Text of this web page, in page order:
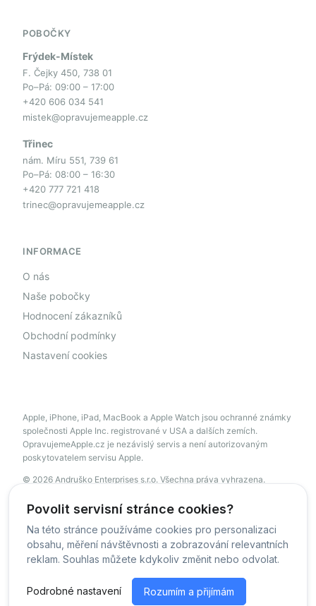
Povolit servisní stránce cookies?
Na této stránce používáme cookies pro personalizaci
obsahu, měření návštěvnosti a zobrazování relevantních
reklam. Souhlas můžete kdykoliv změnit nebo odvolat.
Podrobné nastavení Rozumím a přijímám
POBOČKY
Frýdek-Místek
F. Čejky 450, 738 01
Po–Pá: 09:00 – 17:00
+420 606 034 541
mistek@opravujemeapple.cz
Třinec
nám. Míru 551, 739 61
Po–Pá: 08:00 – 16:30
+420 777 721 418
trinec@opravujemeapple.cz
INFORMACE
O nás
Naše pobočky
Hodnocení zákazníků
Obchodní podmínky
Nastavení cookies
Apple, iPhone, iPad, MacBook a Apple Watch jsou ochranné známky
společnosti Apple Inc. registrované v USA a dalších zemích.
OpravujemeApple.cz je nezávislý servis a není autorizovaným
poskytovatelem servisu Apple.
© 2026 Andruško Enterprises s.r.o. Všechna práva vyhrazena.
© OpravujemeApple - 2026 -Všechna práva vyhrazena.
Běžíme na
MyRepair.app